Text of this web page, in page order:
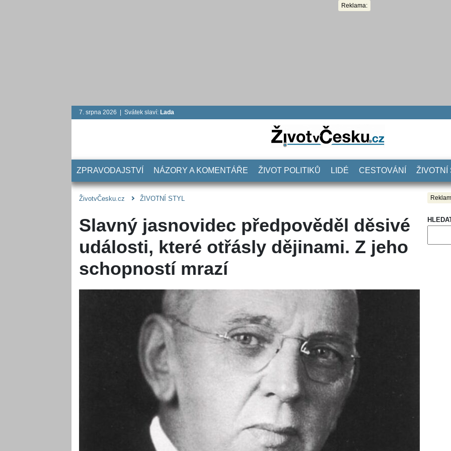
Reklama:
7. srpna 2026 | Svátek slaví: Lada
ZPRAVODAJSTVÍ NÁZORY A KOMENTÁŘE ŽIVOT POLITIKŮ LIDÉ CESTOVÁNÍ ŽIVOTNÍ
ŽivotvČesku.cz ŽIVOTNÍ STYL
Slavný jasnovidec předpověděl děsivé
události, které otřásly dějinami. Z jeho
schopností mrazí